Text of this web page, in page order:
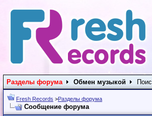
Разделы форума Обмен музыкой
Fresh Records >Разделы форума
Сообщение форума